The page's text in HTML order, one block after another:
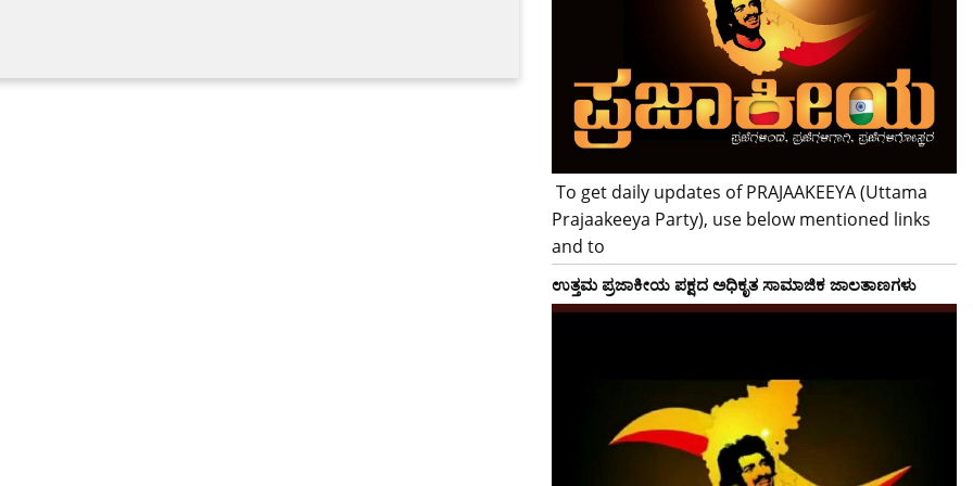
To get daily updates of PRAJAAKEEYA (Uttama
Prajaakeeya Party), use below mentioned links
and to
ಉತ್ತಮ ಪ್ರಜಾಕೀಯ ಪಕ್ಷದ ಅಧಿಕೃತ ಸಾಮಾಜಿಕ ಜಾಲತಾಣಗಳು